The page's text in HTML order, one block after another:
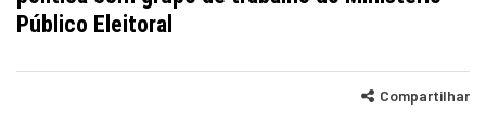
Público Eleitoral
Compartilhar